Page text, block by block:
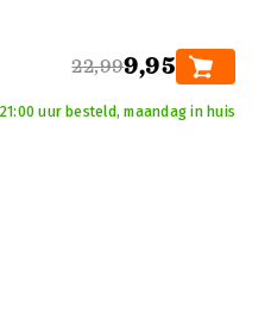
22,999,95
uur besteld, maandag in huis